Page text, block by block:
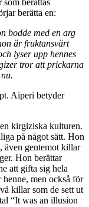
berätta en:
bodde med en arg
är fruktansvärt
lyser upp hennes
tror att prickarna
Aiperi betyder
kirgiziska kulturen.
på något sätt. Hon
även gentemot killar
Hon berättar
att gifta sig hela
men också för
killar som de sett ut
“It was an illusion